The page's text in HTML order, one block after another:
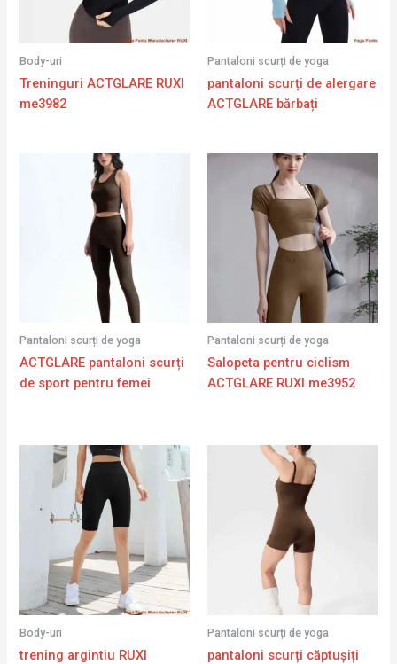
Body-uri
Treninguri ACTGLARE RUXI
me3982
Pantaloni scurți de yoga
pantaloni scurți de alergare
ACTGLARE bărbați
Pantaloni scurți de yoga
ACTGLARE pantaloni scurți
de sport pentru femei
Pantaloni scurți de yoga
Salopeta pentru ciclism
ACTGLARE RUXI me3952
Body-uri
trening argintiu RUXI
Pantaloni scurți de yoga
pantaloni scurți căptușiți